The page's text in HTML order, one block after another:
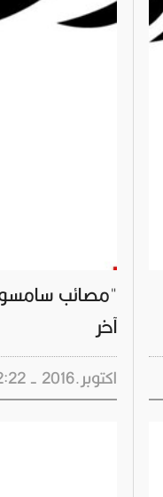
"مصائب
آخر
24 اكتوبر.2016 - 22:22